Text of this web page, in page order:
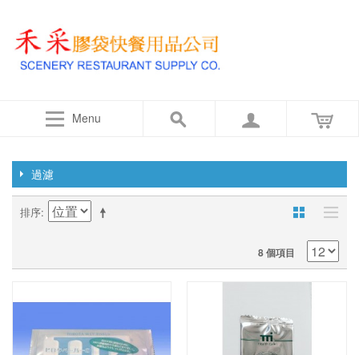
Menu
過濾
排序
8 個項目